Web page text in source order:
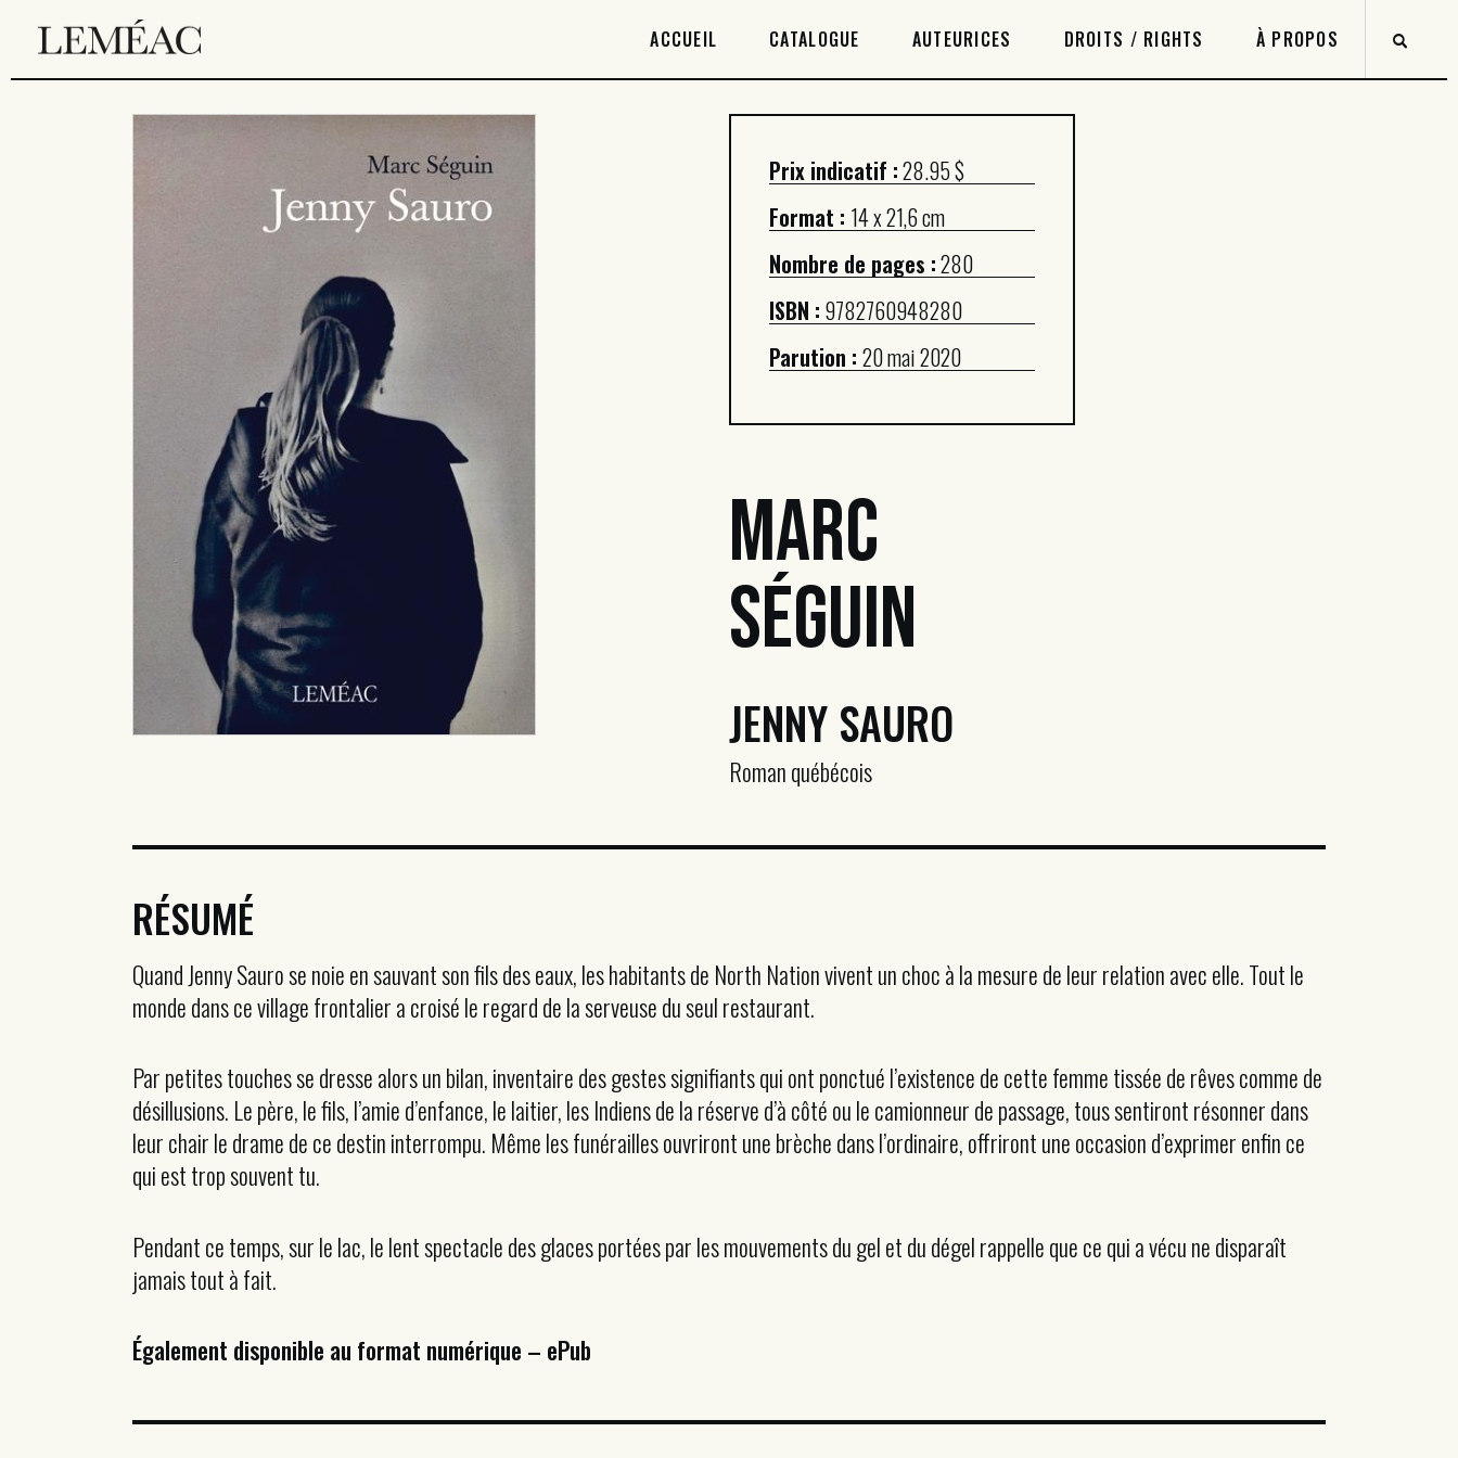
ACCUEIL CATALOGUE AUTEURICES DROITS / RIGHTS À PROPOS
CATALOGUE
DROITS / RIGHTS
Prix indicatif :28.95 $
Format : 14 x 21,6 cm
Nombre de pages :280
ISBN : 9782760948280
Parution : 20 mai 2020
Marc
Séguin
JENNY SAURO
Roman québécois
RÉSUMÉ
Quand Jenny Sauro se noie en sauvant son fils des eaux, les habitants de North Nation vivent un choc à la mesure de leur relation avec elle. Tout le
monde dans ce village frontalier a croisé le regard de la serveuse du seul restaurant.
Par petites touches se dresse alors un bilan, inventaire des gestes signifiants qui ont ponctué l’existence de cette femme tissée de rêves comme de
désillusions. Le père, le fils, l’amie d’enfance, le laitier, les Indiens de la réserve d’à côté ou le camionneur de passage, tous sentiront résonner dans
leur chair le drame de ce destin interrompu. Même les funérailles ouvriront une brèche dans l’ordinaire, offriront une occasion d’exprimer enfin ce
qui est trop souvent tu.
Pendant ce temps, sur le lac, le lent spectacle des glaces portées par les mouvements du gel et du dégel rappelle que ce qui a vécu ne disparaît
jamais tout à fait.
Également disponible au format numérique – ePub